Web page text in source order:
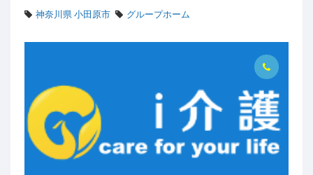
神奈川県 小田原市
グループホーム